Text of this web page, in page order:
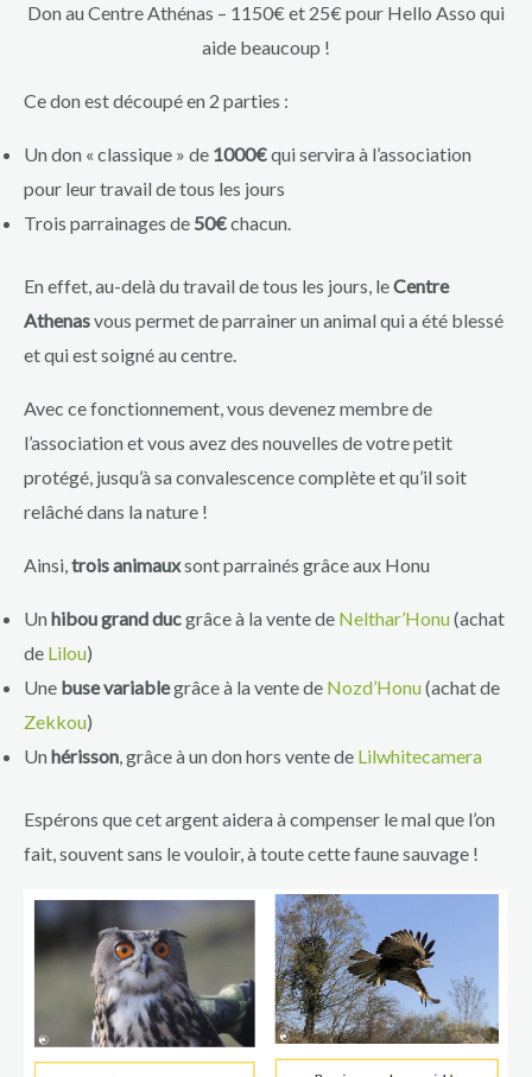
Don au Centre Athénas – 1150€ et 25€ pour Hello Asso qui
aide beaucoup !
Ce don est découpé en 2 parties :
Un don « classique » de 1000€qui servira à l’association
pour leur travail de tous les jours
Trois parrainages de 50€chacun.
En effet, au-delà du travail de tous les jours, leCentre
Athenasvous permet de parrainer un animal qui a été blessé
et qui est soigné au centre.
Avec ce fonctionnement, vous devenez membre de
l’association et vous avez des nouvelles de votre petit
protégé, jusqu’à sa convalescence complète et qu’il soit
relâché dans la nature !
Ainsi,trois animauxsont parrainés grâce aux Honu
Unhibou grand ducgrâce à la vente de Nelthar’Honu(achat
de Lilou)
Une buse variablegrâce à la vente de Nozd’Honu(achat de
Zekkou)
Unhérisson, grâce à un don hors vente de Lilwhitecamera
Espérons que cet argent aidera à compenser le mal que l’on
fait, souvent sans le vouloir, à toute cette faune sauvage !